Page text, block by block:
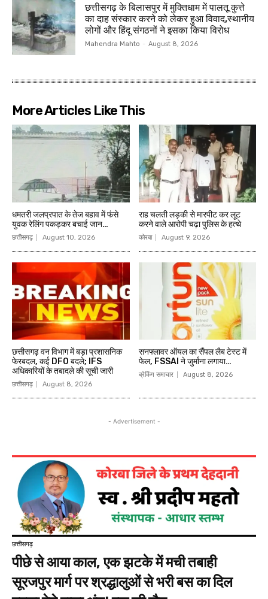
छत्तीसगढ़ के बिलासपुर में मुक्तिधाम में पालतू कुत्ते
का दाह संस्कार करने को लेकर हुआ विवाद,स्थानीय
लोगों और हिंदू संगठनों ने इसका किया विरोध
Mahendra Mahto - August 8, 2026
More Articles Like This
धमतरी जलप्रपात के तेज बहाव में फंसे
युवक रेलिंग पकड़कर बचाई जान…
छत्तीसगढ़ August 10, 2026
राह चलती लड़की से मारपीट कर लूट
करने वाले आरोपी चढ़ा पुलिस के हत्थे
कोरबा August 9, 2026
छत्तीसगढ़ वन विभाग में बड़ा प्रशासनिक
फेरबदल, कई DFO बदले; IFS
अधिकारियों के तबादले की सूची जारी
छत्तीसगढ़ August 8, 2026
सनफ्लावर ऑयल का सैंपल लैब टेस्ट में
फेल, FSSAI ने जुर्माना लगाया…
ब्रेकिंग समाचार August 8, 2026
- Advertisement -